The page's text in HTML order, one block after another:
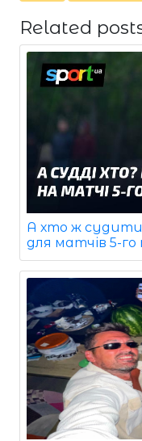
Related
А хто ж
для матчів 5-